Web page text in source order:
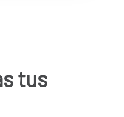
tus